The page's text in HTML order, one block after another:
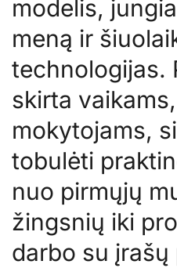
modelis,
meną ir
technologijas.
skirta
mokytojams,
tobulėti
nuo pirmųjų
žingsnių iki
darbo su